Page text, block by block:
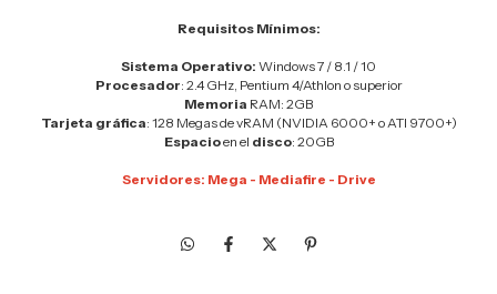
Requisitos Mínimos:
Sistema Operativo: Windows 7 / 8.1 / 10
Procesador: 2.4 GHz, Pentium 4/Athlon o superior
Memoria RAM: 2GB
Tarjeta gráfica: 128 Megas de vRAM (NVIDIA 6000+ o ATI 9700+)
Espacioen el disco: 20GB
Servidores: Mega - Mediafire - Drive